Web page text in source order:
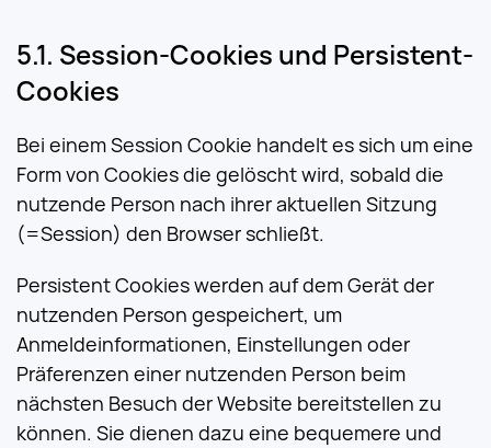
Session-Cookies und Persistent-
Cookies
Bei einem Session Cookie handelt es sich um eine
Form von Cookies die gelöscht wird, sobald die
nutzende Person nach ihrer aktuellen Sitzung
(=Session) den Browser schließt.
Persistent Cookies werden auf dem Gerät der
nutzenden Person gespeichert, um
Anmeldeinformationen, Einstellungen oder
Präferenzen einer nutzenden Person beim
nächsten Besuch der Website bereitstellen zu
können. Sie dienen dazu eine bequemere und